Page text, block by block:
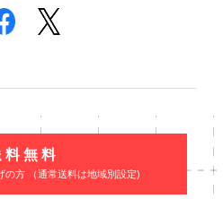
料 無 料
の方 （通常送料は地域別設定)